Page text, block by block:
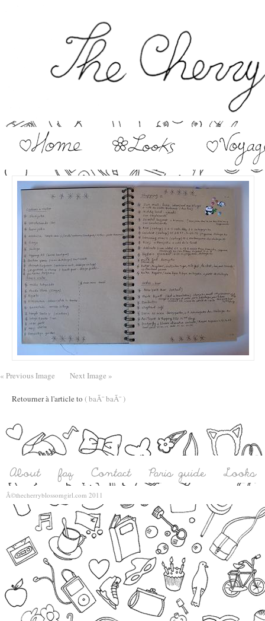
« Previous Image Next Image »
Retourner à l'article to ( baÃ¯ baÃ¯ )
Â©thecherryblossomgirl.com 2011